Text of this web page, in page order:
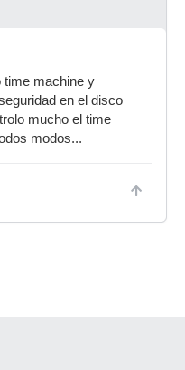
time machine y
en el disco
mucho el time
modos...